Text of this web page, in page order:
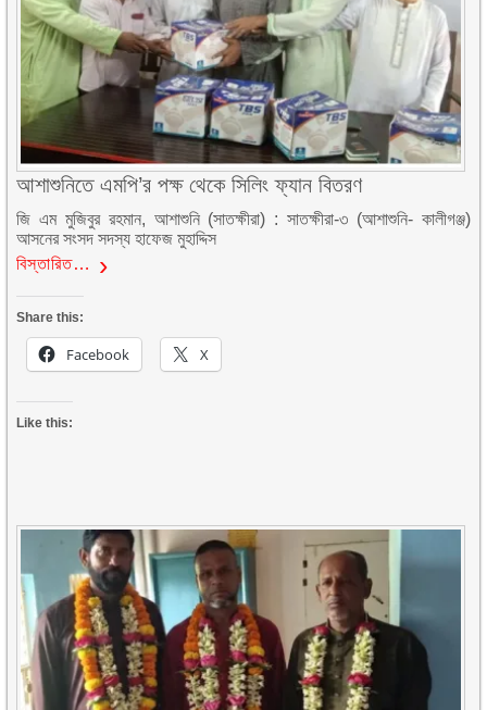
আশাশুনিতে এমপি’র পক্ষ থেকে সিলিং ফ্যান বিতরণ
জি এম মুজিবুর রহমান, আশাশুনি (সাতক্ষীরা) : সাতক্ষীরা-৩ (আশাশুনি- কালীগঞ্জ)
আসনের সংসদ সদস্য হাফেজ মুহাদ্দিস
বিস্তারিত…
Share this:
Facebook X
Like this: